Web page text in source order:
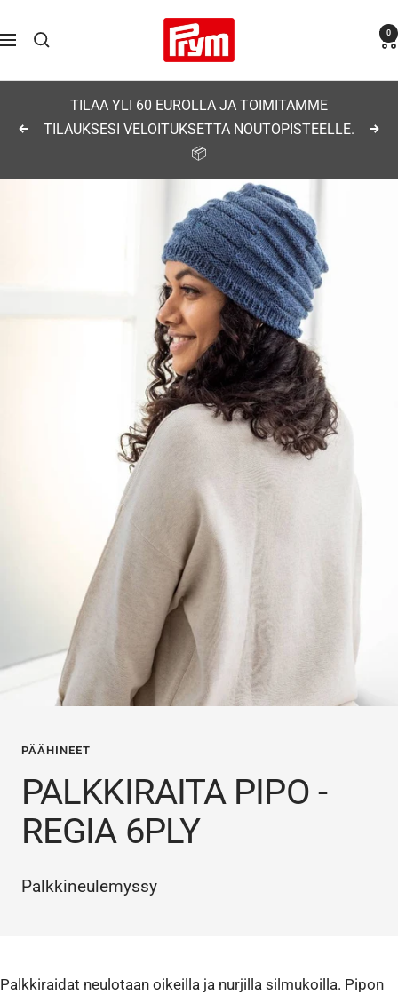
sisältöön
Navigaatio
Prym 0
Edellinen
TILAA YLI 60 EUROLLA JA TOIMITAMME
TILAUKSESI VELOITUKSETTA NOUTOPISTEELLE.
📦
PÄÄHINEET
PALKKIRAITA PIPO -
REGIA 6PLY
Palkkineulemyssy
Palkkiraidat neulotaan oikeilla ja nurjilla silmukoilla. Pipon